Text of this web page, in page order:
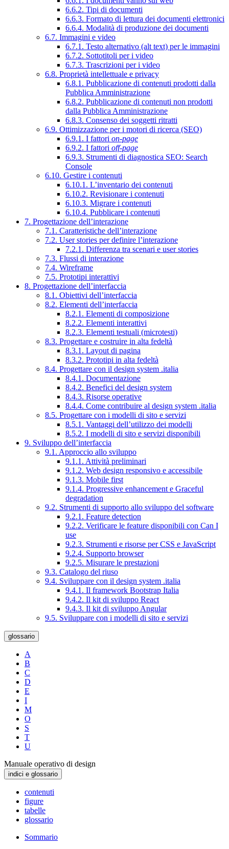
6.6.2. Tipi di documenti
6.6.3. Formato di lettura dei documenti elettronici
6.6.4. Modalità di produzione dei documenti
6.7. Immagini e video
6.7.1. Testo alternativo (alt text) per le immagini
6.7.2. Sottotitoli per i video
6.7.3. Trascrizioni per i video
6.8. Proprietà intellettuale e privacy
6.8.1. Pubblicazione di contenuti prodotti dalla
Pubblica Amministrazione
6.8.2. Pubblicazione di contenuti non prodotti
dalla Pubblica Amministrazione
6.8.3. Consenso dei soggetti ritratti
6.9. Ottimizzazione per i motori di ricerca (SEO)
6.9.1. I fattori on-page
6.9.2. I fattori off-page
6.9.3. Strumenti di diagnostica SEO: Search
Console
6.10. Gestire i contenuti
6.10.1. L’inventario dei contenuti
6.10.2. Revisionare i contenuti
6.10.3. Migrare i contenuti
6.10.4. Pubblicare i contenuti
7. Progettazione dell’interazione
7.1. Caratteristiche dell’interazione
7.2. User stories per definire l’interazione
7.2.1. Differenza tra scenari e user stories
7.3. Flussi di interazione
7.4. Wireframe
7.5. Prototipi interattivi
8. Progettazione dell’interfaccia
8.1. Obiettivi dell’interfaccia
8.2. Elementi dell’interfaccia
8.2.1. Elementi di composizione
8.2.2. Elementi interattivi
8.2.3. Elementi testuali (microtesti)
8.3. Progettare e costruire in alta fedeltà
8.3.1. Layout di pagina
8.3.2. Prototipi in alta fedeltà
8.4. Progettare con il design system .italia
8.4.1. Documentazione
8.4.2. Benefici del design system
8.4.3. Risorse operative
8.4.4. Come contribuire al design system .italia
8.5. Progettare con i modelli di sito e servizi
8.5.1. Vantaggi dell’utilizzo dei modelli
8.5.2. I modelli di sito e servizi disponibili
9. Sviluppo dell’interfaccia
9.1. Approccio allo sviluppo
9.1.1. Attività preliminari
9.1.2. Web design responsivo e accessibile
9.1.3. Mobile first
9.1.4. Progressive enhancement e Graceful
degradation
9.2. Strumenti di supporto allo sviluppo del software
9.2.1. Feature detection
9.2.2. Verificare le feature disponibili con Can I
use
9.2.3. Strumenti e risorse per CSS e JavaScript
9.2.4. Supporto browser
9.2.5. Misurare le prestazioni
9.3. Catalogo del riuso
9.4. Sviluppare con il design system .italia
9.4.1. Il framework Bootstrap Italia
9.4.2. Il kit di sviluppo React
9.4.3. Il kit di sviluppo Angular
9.5. Sviluppare con i modelli di sito e servizi
glossario
A
B
C
D
E
I
M
O
S
T
U
Manuale operativo di design
indici e glossario
contenuti
figure
tabelle
glossario
Sommario